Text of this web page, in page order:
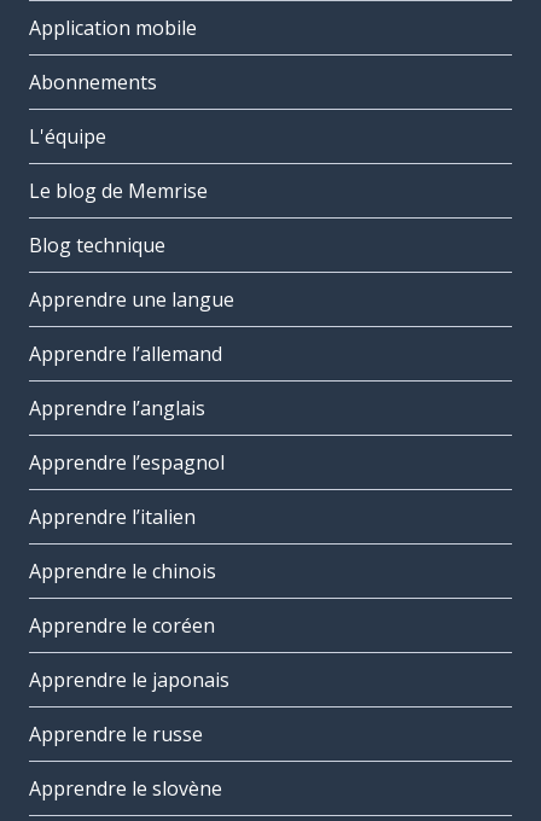
Application mobile
Abonnements
L'équipe
Le blog de Memrise
Blog technique
Apprendre une langue
Apprendre l’allemand
Apprendre l’anglais
Apprendre l’espagnol
Apprendre l’italien
Apprendre le chinois
Apprendre le coréen
Apprendre le japonais
Apprendre le russe
Apprendre le slovène